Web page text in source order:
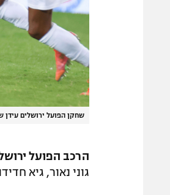
שחקן הפועל ירושלים עידן
הרכב הפועל
גוני נאור, גיא